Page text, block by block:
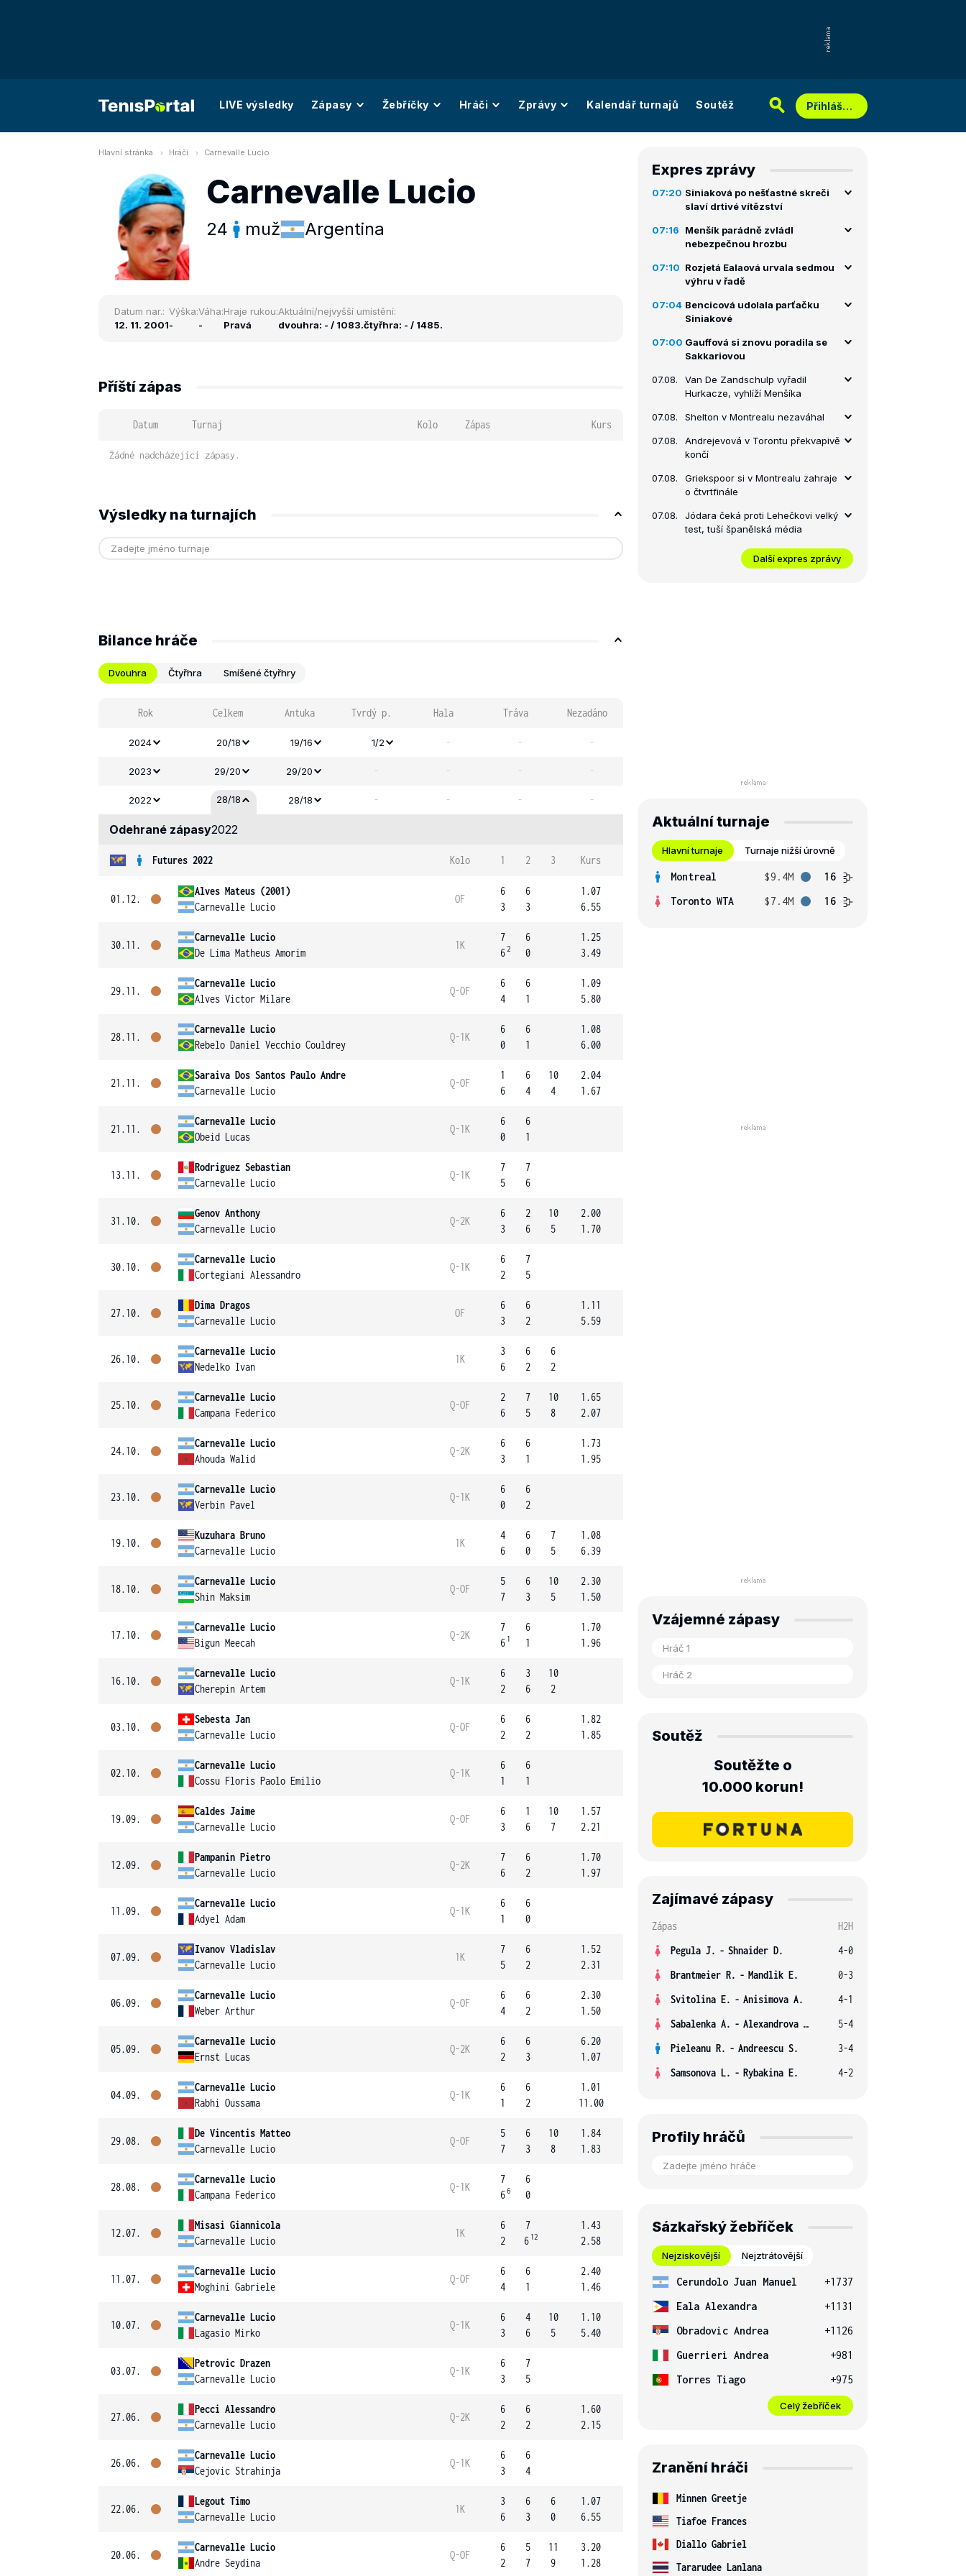
LIVE výsledky Zápasy Žebříčky Hráči Zprávy Kalendář turnajů Soutěž Přihlášení
Hlavní stránka Hráči Carnevalle Lucio
Carnevalle Lucio
24 muž Argentina
Datum nar.:
12. 11. 2001
Výška:
-
Váha:
-
Hraje rukou:
Pravá
Aktuální/nejvyšší umístění:
dvouhra: - / 1083.čtyřhra: - / 1485.
Příští zápas
Datum Turnaj Kolo Zápas Kurs
Žádné nadcházející zápasy.
Výsledky na turnajích
Bilance hráče
Dvouhra Čtyřhra Smíšené čtyřhry
Rok Celkem Antuka Tvrdý p. Hala Tráva Nezadáno
2024 20/18 19/16 1/2 - - -
2023 29/20 29/20 - - - -
2022 28/18 28/18 - - - -
Odehrané zápasy2022
Futures 2022 Kolo 1 2 3 Kurs
01.12.
Alves Mateus (2001)
Carnevalle Lucio
OF
6
3
6
3
1.07
6.55
30.11.
Carnevalle Lucio
De Lima Matheus Amorim
1K
7
62
6
0
1.25
3.49
29.11.
Carnevalle Lucio
Alves Victor Milare
Q-OF
6
4
6
1
1.09
5.80
28.11.
Carnevalle Lucio
Rebelo Daniel Vecchio Couldrey
Q-1K
6
0
6
1
1.08
6.00
21.11.
Saraiva Dos Santos Paulo Andre
Carnevalle Lucio
Q-OF
1
6
6
4
10
4
2.04
1.67
21.11.
Carnevalle Lucio
Obeid Lucas
Q-1K
6
0
6
1
13.11.
Rodriguez Sebastian
Carnevalle Lucio
Q-1K
7
5
7
6
31.10.
Genov Anthony
Carnevalle Lucio
Q-2K
6
3
2
6
10
5
2.00
1.70
30.10.
Carnevalle Lucio
Cortegiani Alessandro
Q-1K
6
2
7
5
27.10.
Dima Dragos
Carnevalle Lucio
OF
6
3
6
2
1.11
5.59
26.10.
Carnevalle Lucio
Nedelko Ivan
1K
3
6
6
2
6
2
25.10.
Carnevalle Lucio
Campana Federico
Q-OF
2
6
7
5
10
8
1.65
2.07
24.10.
Carnevalle Lucio
Ahouda Walid
Q-2K
6
3
6
1
1.73
1.95
23.10.
Carnevalle Lucio
Verbin Pavel
Q-1K
6
0
6
2
19.10.
Kuzuhara Bruno
Carnevalle Lucio
1K
4
6
6
0
7
5
1.08
6.39
18.10.
Carnevalle Lucio
Shin Maksim
Q-OF
5
7
6
3
10
5
2.30
1.50
17.10.
Carnevalle Lucio
Bigun Meecah
Q-2K
7
6 1
6
1
1.70
1.96
16.10.
Carnevalle Lucio
Cherepin Artem
Q-1K
6
2
3
6
10
2
03.10.
Sebesta Jan
Carnevalle Lucio
Q-OF
6
2
6
2
1.82
1.85
02.10.
Carnevalle Lucio
Cossu Floris Paolo Emilio
Q-1K
6
1
6
1
19.09.
Caldes Jaime
Carnevalle Lucio
Q-OF
6
3
1
6
10
7
1.57
2.21
12.09.
Pampanin Pietro
Carnevalle Lucio
Q-2K
7
6
6
2
1.70
1.97
11.09.
Carnevalle Lucio
Adyel Adam
Q-1K
6
1
6
0
07.09.
Ivanov Vladislav
Carnevalle Lucio
1K
7
5
6
2
1.52
2.31
06.09.
Carnevalle Lucio
Weber Arthur
Q-OF
6
4
6
2
2.30
1.50
05.09.
Carnevalle Lucio
Ernst Lucas
Q-2K
6
2
6
3
6.20
1.07
04.09.
Carnevalle Lucio
Rabhi Oussama
Q-1K
6
1
6
2
1.01
11.00
29.08.
De Vincentis Matteo
Carnevalle Lucio
Q-OF
5
7
6
3
10
8
1.84
1.83
28.08.
Carnevalle Lucio
Campana Federico
Q-1K
7
66
6
0
12.07.
Misasi Giannicola
Carnevalle Lucio
1K
6
2
7
6 12
1.43
2.58
11.07.
Carnevalle Lucio
Moghini Gabriele
Q-OF
6
4
6
1
2.40
1.46
10.07.
Carnevalle Lucio
Lagasio Mirko
Q-1K
6
3
4
6
10
5
1.10
5.40
03.07.
Petrovic Drazen
Carnevalle Lucio
Q-1K
6
3
7
5
27.06.
Pecci Alessandro
Carnevalle Lucio
Q-2K
6
2
6
2
1.60
2.15
26.06.
Carnevalle Lucio
Cejovic Strahinja
Q-1K
6
3
6
4
22.06.
Legout Timo
Carnevalle Lucio
1K
3
6
6
3
6
0
1.07
6.55
20.06.
Carnevalle Lucio
Andre Seydina
Q-OF
6
2
5
7
11
9
3.20
1.28
Expres zprávy
07:20 Siniaková po nešťastné skreči
slaví drtivé vítězství
07:16
Menšík parádně zvládl
nebezpečnou hrozbu
07:10 Rozjetá Ealaová urvala sedmou
výhru v řadě
07:04 Bencicová udolala parťačku
Siniakové
07:00 Gauffová si znovu poradila se
Sakkariovou
07.08.
Van De Zandschulp vyřadil
Hurkacze, vyhlíží Menšíka
07.08. Shelton v Montrealu nezaváhal
07.08.
Andrejevová v Torontu překvapivě
končí
07.08.
Griekspoor si v Montrealu zahraje
o čtvrtfinále
07.08.
Jódara čeká proti Lehečkovi velký
test, tuší španělská média
Další expres zprávy
Aktuální turnaje
Hlavní turnaje Turnaje nižší úrovně
Montreal $9.4M
16
Toronto WTA
$7.4M 16
Vzájemné zápasy
Soutěž
Soutěžte o
10.000 korun!
Zajímavé zápasy
Zápas
H2H
Pegula J. - Shnaider D.
4-0
Brantmeier R. - Mandlik E.
0-3
Svitolina E. - Anisimova A.
4-1
Sabalenka A. - Alexandrova E.
5-4
Pieleanu R. - Andreescu S.
3-4
Samsonova L. - Rybakina E. 4-2
Profily hráčů
Sázkařský žebříček
Nejziskovější Nejztrátovější
Cerundolo Juan Manuel
+1737
Eala Alexandra
+1131
Obradovic Andrea
+1126
Guerrieri Andrea
+981
Torres Tiago
+975
Celý žebříček
Zranění hráči
Minnen Greetje
Tiafoe Frances
Diallo Gabriel
Tararudee Lanlana